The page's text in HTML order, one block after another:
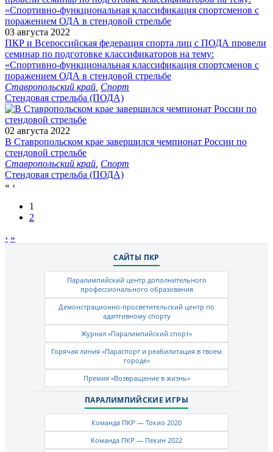
03 августа 2022
ПКР и Всероссийская федерация спорта лиц с ПОДА провели
семинар по подготовке классификаторов на тему:
«Спортивно-функциональная классификация спортсменов с
поражением ОДА в стендовой стрельбе
Ставропольский край Спорт
Стендовая стрельба (ПОДА)
02 августа 2022
В Ставропольском крае завершился чемпионат России по
стендовой стрельбе
Ставропольский край Спорт
Стендовая стрельба (ПОДА)
« ‹
1
2
› »
САЙТЫ ПКР
Паралимпийский центр дополнительного
профессионального образования
Демонстрационно-просветительский центр по
адаптивному спорту
Журнал «Паралимпийский спорт»
Горячая линия «Параспорт и реабилитация в твоем
городе»
Премия «Возвращение в жизнь»
ПАРАЛИМПИЙСКИЕ ИГРЫ
Команда ПКР — Токио 2020
Команда ПКР — Пекин 2022